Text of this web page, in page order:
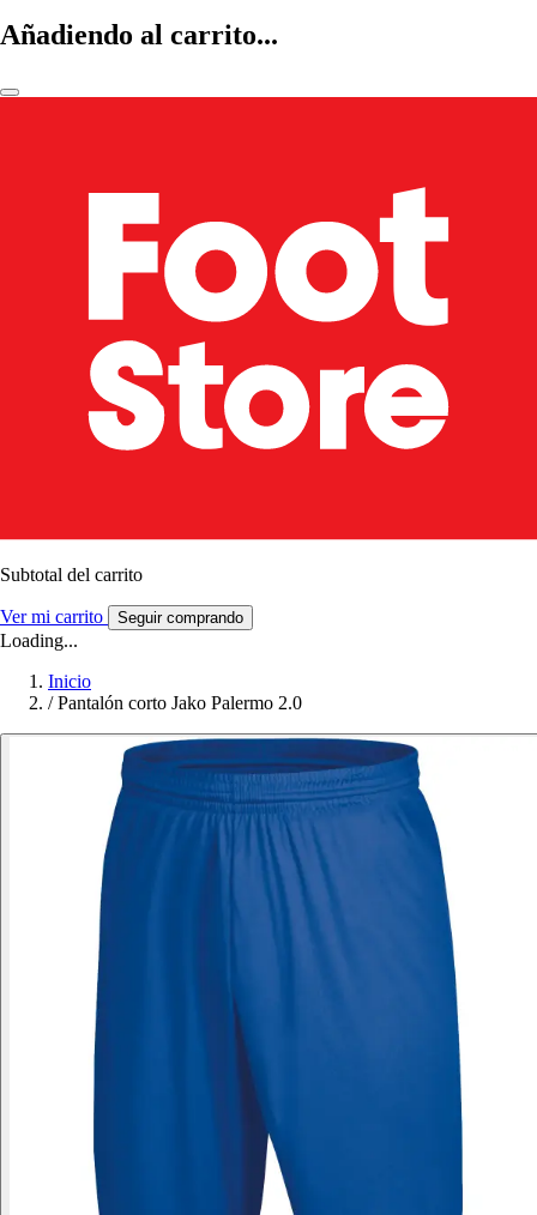
Añadiendo al carrito...
Subtotal del carrito
Ver mi carrito Seguir comprando
Loading...
Inicio
/ Pantalón corto Jako Palermo 2.0